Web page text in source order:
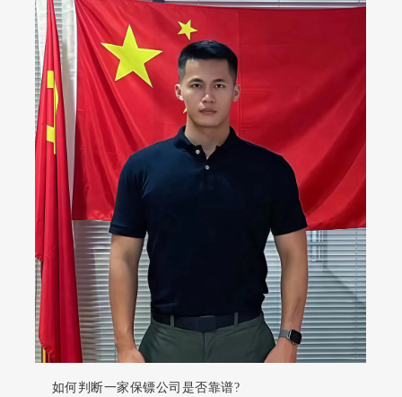
如何判断一家保镖公司是否靠谱?